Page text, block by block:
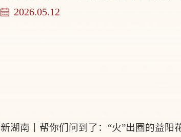
2026.05.12
新湖南丨帮你们问到了：“火”出圈的益阳